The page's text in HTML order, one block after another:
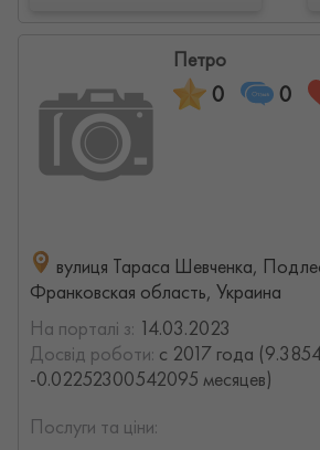
Петро
0 0
вулиця Тараса Шевченка,
Франковская область, Украина
На порталі з: 14.03.2023
Досвід роботи: с 2017 года
-0.02252300542095 месяцев)
Послуги та ціни: